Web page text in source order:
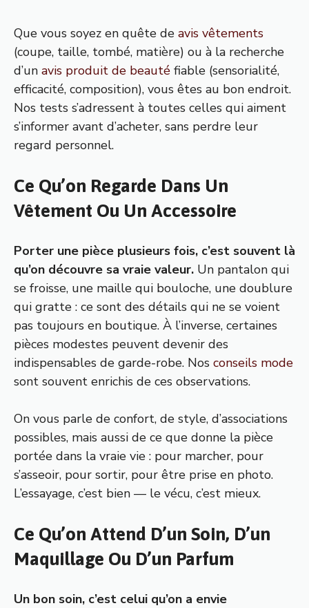
Que vous soyez en quête de avis vêtements
(coupe, taille, tombé, matière) ou à la recherche
d’un avis produit de beauté fiable (sensorialité,
efficacité, composition), vous êtes au bon endroit.
Nos tests s’adressent à toutes celles qui aiment
s’informer avant d’acheter, sans perdre leur
regard personnel.
Ce Qu’on Regarde Dans Un
Vêtement Ou Un Accessoire
Porter une pièce plusieurs fois, c’est souvent là
qu’on découvre sa vraie valeur. Un pantalon qui
se froisse, une maille qui bouloche, une doublure
qui gratte : ce sont des détails qui ne se voient
pas toujours en boutique. À l’inverse, certaines
pièces modestes peuvent devenir des
indispensables de garde-robe. Nos conseils mode
sont souvent enrichis de ces observations.
On vous parle de confort, de style, d’associations
possibles, mais aussi de ce que donne la pièce
portée dans la vraie vie : pour marcher, pour
s’asseoir, pour sortir, pour être prise en photo.
L’essayage, c’est bien — le vécu, c’est mieux.
Ce Qu’on Attend D’un Soin, D’un
Maquillage Ou D’un Parfum
Un bon soin, c’est celui qu’on a envie